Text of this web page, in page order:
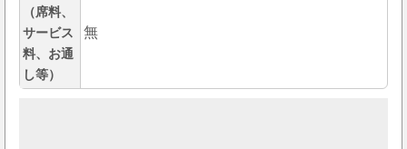
（席料、
サービス
料、お通
し等）
無